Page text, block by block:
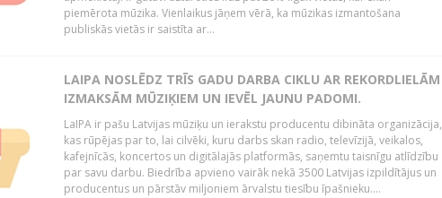
piemērota mūzika. Vienlaikus jāņem vērā, ka mūzikas izmantošana
publiskās vietās ir saistīta ar...
LAIPA NOSLĒDZ TRĪS GADU DARBA CIKLU AR REKORDLIELĀM
IZMAKSĀM MŪZIĶIEM UN IEVĒL JAUNU PADOMI.
LaIPA ir pašu Latvijas mūziķu un ierakstu producentu dibināta organizācija,
kas rūpējas par to, lai cilvēki, kuru darbs skan radio, televīzijā, veikalos,
kafejnīcās, koncertos un digitālajās platformās, saņemtu taisnīgu atlīdzību
par savu darbu. Biedrība apvieno vairāk nekā 3500 Latvijas izpildītājus un
producentus un pārstāv miljoniem ārvalstu tiesību īpašnieku....